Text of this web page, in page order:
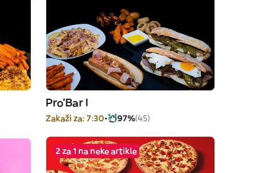
Pro'Bar I
Zakaži za: 7:30 97%(45)
2 za 1 na neke artikle